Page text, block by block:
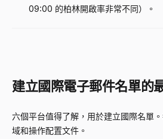
09:00 的柏林開啟率非常不同）。
建立國際電子郵件名單的
六個平台值得了解，用於建立國際名單
域和操作配置文件。